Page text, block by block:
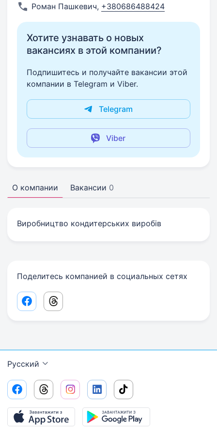
Роман Пашкевич, +380686488424
Хотите узнавать о новых
вакансиях в этой компании?
Подпишитесь и получайте вакансии этой
компании в Telegram и Viber.
Telegram
Viber
О компании Вакансии 0
Виробництво кондитерських виробів
Поделитесь компанией в социальных сетях
Facebook share link
Threads share link
Русский